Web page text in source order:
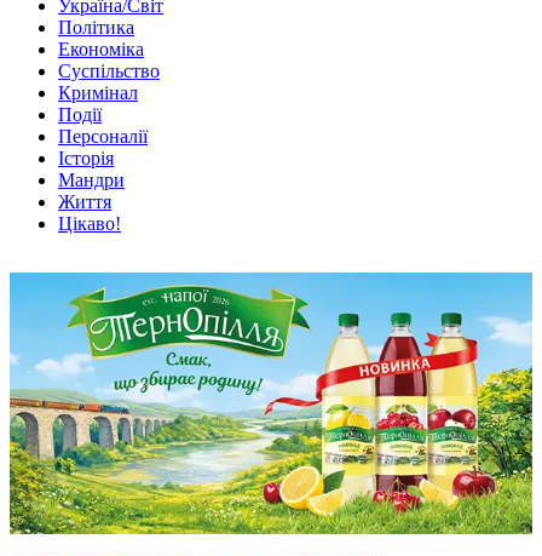
Україна/Світ
Політика
Економіка
Суспільство
Кримінал
Події
Персоналії
Історія
Мандри
Життя
Цікаво!